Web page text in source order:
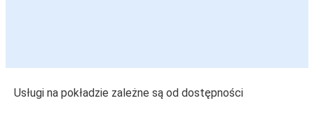
Usługi na pokładzie zależne są od dostępności